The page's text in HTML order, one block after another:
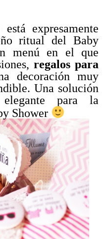
expresamente
ritual del Baby
menú en el que
regalos para
decoración muy
Una solución
para la
Shower